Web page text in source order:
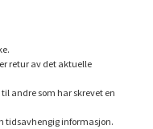
retur av det aktuelle
andre som har skrevet en
tidsavhengig informasjon.